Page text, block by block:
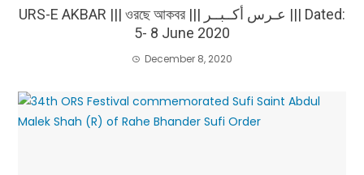
URS-E AKBAR ||| ওরছে আকবর ||| عـرس أكــبــر ||| Dated:
5- 8 June 2020
December 8, 2020